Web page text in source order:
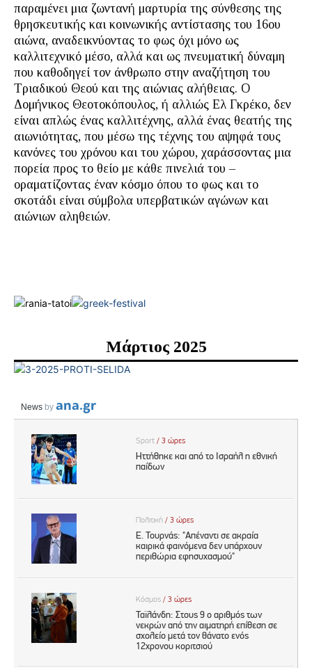
παραμένει μια ζωντανή μαρτυρία της σύνθεσης της
θρησκευτικής και κοινωνικής αντίστασης του 16ου
αιώνα, αναδεικνύοντας το φως όχι μόνο ως
καλλιτεχνικό μέσο, αλλά και ως πνευματική δύναμη
που καθοδηγεί τον άνθρωπο στην αναζήτηση του
Τριαδικού Θεού και της αιώνιας αλήθειας. Ο
Δομήνικος Θεοτοκόπουλος, ή αλλιώς Ελ Γκρέκο, δεν
είναι απλώς ένας καλλιτέχνης, αλλά ένας θεατής της
αιωνιότητας, που μέσω της τέχνης του αψηφά τους
κανόνες του χρόνου και του χώρου, χαράσσοντας μια
πορεία προς το θείο με κάθε πινελιά του –
οραματίζοντας έναν κόσμο όπου το φως και το
σκοτάδι είναι σύμβολα υπερβατικών αγώνων και
αιώνιων αληθειών.
Μάρτιος 2025